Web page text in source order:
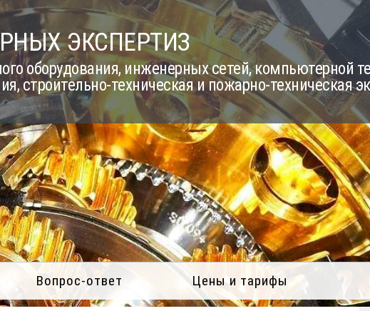
ЭКСПЕРТИЗ
оборудования, инженерных сетей, компьютерной
строительно-техническая и пожарно-техническая
Вопрос-ответ Цены и тарифы